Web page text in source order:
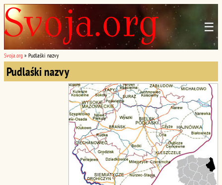
☰
Svoja.org » Pudlaśki nazvy
Pudlaśki nazvy